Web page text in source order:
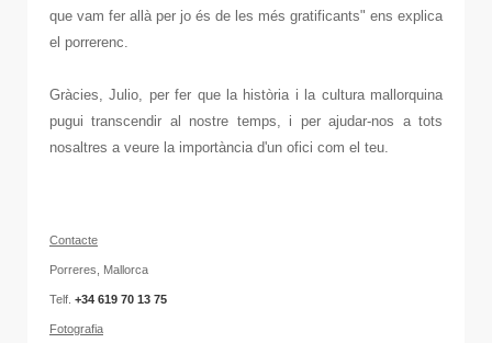
que vam fer allà per jo és de les més gratificants" ens explica
el porrerenc.
Gràcies, Julio, per fer que la història i la cultura mallorquina
pugui transcendir al nostre temps, i per ajudar-nos a tots
nosaltres a veure la importància d'un ofici com el teu.
Contacte
Porreres, Mallorca
Telf. +34 619 70 13 75
Fotografia